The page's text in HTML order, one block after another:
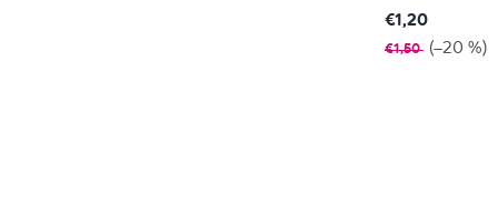
€1,20
€1,50 (–20 %)